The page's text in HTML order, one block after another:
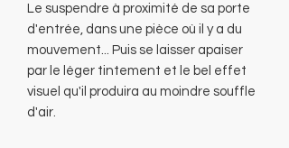
Le suspendre à proximité de sa porte
d'entrée, dans une pièce où il y a du
mouvement... Puis se laisser apaiser
par le léger tintement et le bel effet
visuel qu'il produira au moindre souffle
d'air.